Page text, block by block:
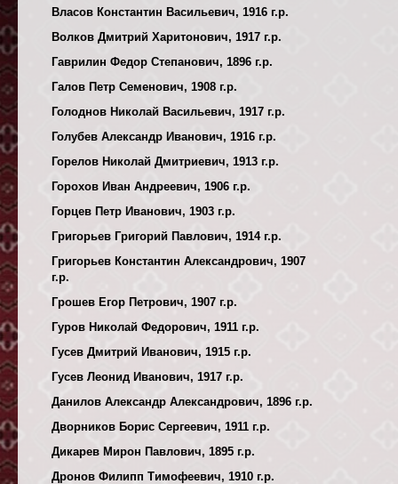
Власов Константин Васильевич, 1916 г.р.
Волков Дмитрий Харитонович, 1917 г.р.
Гаврилин Федор Степанович, 1896 г.р.
Галов Петр Семенович, 1908 г.р.
Голоднов Николай Васильевич, 1917 г.р.
Голубев Александр Иванович, 1916 г.р.
Горелов Николай Дмитриевич, 1913 г.р.
Горохов Иван Андреевич, 1906 г.р.
Горцев Петр Иванович, 1903 г.р.
Григорьев Григорий Павлович, 1914 г.р.
Григорьев Константин Александрович, 1907
г.р.
Грошев Егор Петрович, 1907 г.р.
Гуров Николай Федорович, 1911 г.р.
Гусев Дмитрий Иванович, 1915 г.р.
Гусев Леонид Иванович, 1917 г.р.
Данилов Александр Александрович, 1896 г.р.
Дворников Борис Сергеевич, 1911 г.р.
Дикарев Мирон Павлович, 1895 г.р.
Дронов Филипп Тимофеевич, 1910 г.р.